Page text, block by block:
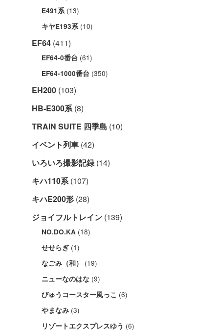
E491系 (13)
キヤE193系 (10)
EF64 (411)
EF64-0番台 (61)
EF64-1000番台 (350)
EH200 (103)
HB-E300系 (8)
TRAIN SUITE 四季島 (10)
イベント列車 (42)
いろいろ撮影記録 (14)
キハ110系 (107)
キハE200形 (28)
ジョイフルトレイン (139)
NO.DO.KA (18)
せせらぎ (1)
なごみ（和） (19)
ニューなのはな (9)
びゅうコースター風っこ (6)
やまなみ (3)
リゾートエクスプレスゆう (6)